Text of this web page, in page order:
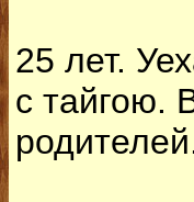
25 лет.
с тайгою.